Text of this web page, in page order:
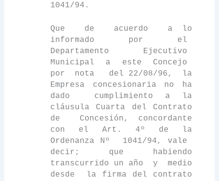
1041/94.
Que de acuerdo
a lo
informado
por
el
Departamento Ejecutivo
Municipal
a este
Concejo
por
nota del 22/08/96,
la
Empresa concesionaria no ha
dado
cumplimiento a la
cláusula Cuarta del Contrato
de
Concesión, concordante
con el Art. 4º de
la
Ordenanza Nº
1041/94, vale
decir; que habiendo
transcurrido un año
y
medio
desde
la firma del contrato